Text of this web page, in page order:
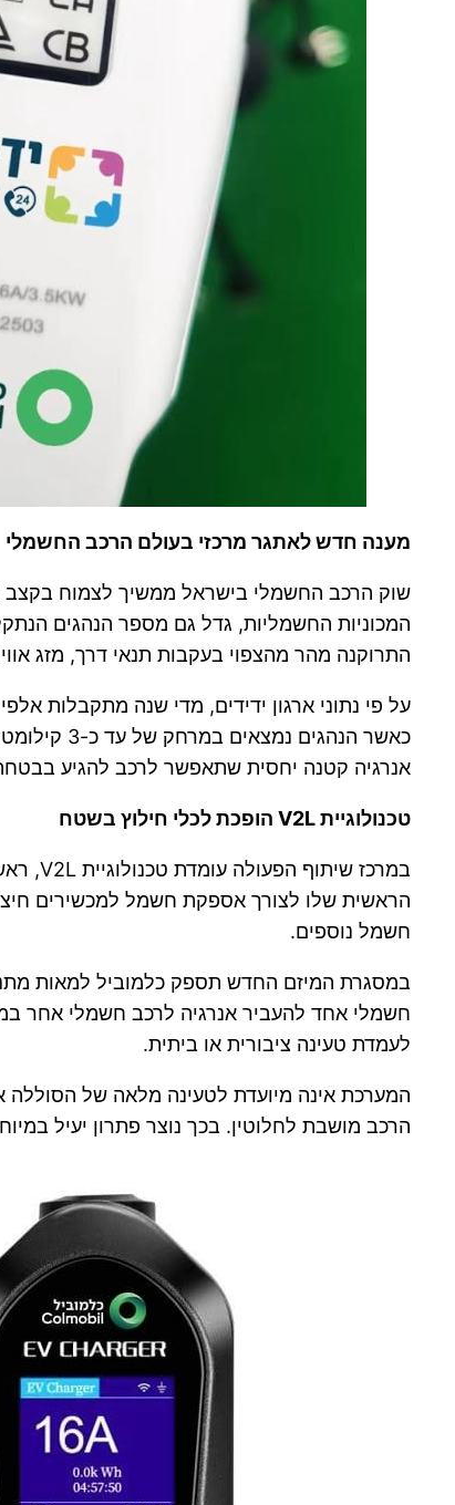
מענה חדש לאתגר מרכזי בעולם הרכב החשמלי
שוק הרכב החשמלי בישראל ממשיך לצמוח בקצב
המכוניות החשמליות, גדל גם מספר הנהגים
התרוקנה מהר מהצפוי בעקבות תנאי דרך, מזג
על פי נתוני ארגון ידידים, מדי שנה מתקבלות
כאשר
אנרגיה קטנה יחסית שתאפשר לרכב להגיע
טכנולוגיית V2L הופכת לכלי חילוץ בשטח
הראשית שלו לצורך אספקת חשמל למכשירים
חשמל נוספים.
חשמלי אחד להעביר אנרגיה לרכב חשמלי אחר
לעמדת טעינה ציבורית או ביתית.
המערכת אינה מיועדת לטעינה מלאה של הסוללה
הרכב מושבת לחלוטין. בכך נוצר פתרון יעיל